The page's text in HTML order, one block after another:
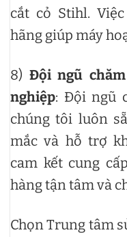
cắt cỏ Stihl.
hãng giúp máy
8) Đội ngũ
nghiệp: Đội ngũ
chúng tôi luôn
mắc và hỗ trợ
cam kết cung
hàng tận tâm và
Chọn Trung tâm